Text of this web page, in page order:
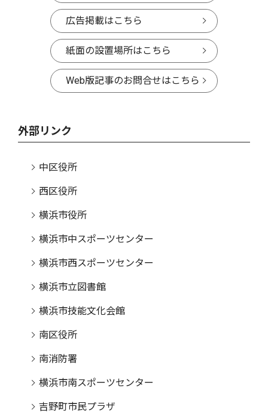
広告掲載はこちら
紙面の設置場所はこちら
Web版記事のお問合せはこちら
外部リンク
中区役所
西区役所
横浜市役所
横浜市中スポーツセンター
横浜市西スポーツセンター
横浜市立図書館
横浜市技能文化会館
南区役所
南消防署
横浜市南スポーツセンター
吉野町市民プラザ